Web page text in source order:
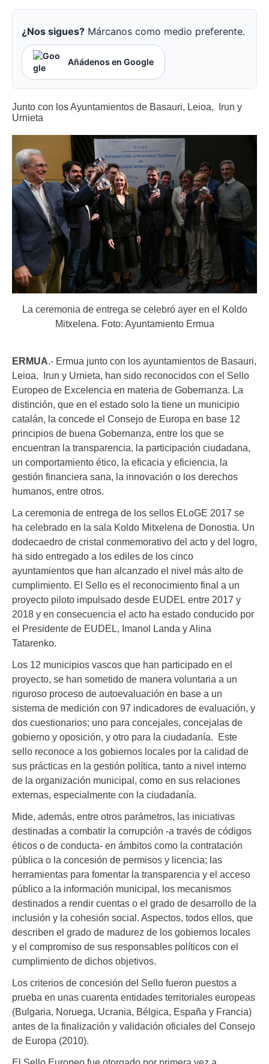
¿Nos sigues? Márcanos como medio preferente.
Añádenos en Google
Junto con los Ayuntamientos de Basauri, Leioa, Irun y
Urnieta
La ceremonia de entrega se celebró ayer en el Koldo
Mitxelena. Foto: Ayuntamiento Ermua
ERMUA .- Ermua junto con los ayuntamientos de Basauri,
Leioa, Irun y Urnieta, han sido reconocidos con el Sello
Europeo de Excelencia en materia de Gobernanza. La
distinción, que en el estado solo la tiene un municipio
catalán, la concede el Consejo de Europa en base 12
principios de buena Gobernanza, entre los que se
encuentran la transparencia, la participación ciudadana,
un comportamiento ético, la eficacia y eficiencia, la
gestión financiera sana, la innovación o los derechos
humanos, entre otros.
La ceremonia de entrega de los sellos ELoGE 2017 se
ha celebrado en la sala Koldo Mitxelena de Donostia. Un
dodecaedro de cristal conmemorativo del acto y del logro,
ha sido entregado a los ediles de los cinco
ayuntamientos que han alcanzado el nivel más alto de
cumplimiento. El Sello es el reconocimiento final a un
proyecto piloto impulsado desde EUDEL entre 2017 y
2018 y en consecuencia el acto ha estado conducido por
el Presidente de EUDEL, Imanol Landa y Alina
Tatarenko.
Los 12 municipios vascos que han participado en el
proyecto, se han sometido de manera voluntaria a un
riguroso proceso de autoevaluación en base a un
sistema de medición con 97 indicadores de evaluación, y
dos cuestionarios; uno para concejales, concejalas de
gobierno y oposición, y otro para la ciudadanía. Este
sello reconoce a los gobiernos locales por la calidad de
sus prácticas en la gestión política, tanto a nivel interno
de la organización municipal, como en sus relaciones
externas, especialmente con la ciudadanía.
Mide, además, entre otros parámetros, las iniciativas
destinadas a combatir la corrupción -a través de códigos
éticos o de conducta- en ámbitos como la contratación
pública o la concesión de permisos y licencia; las
herramientas para fomentar la transparencia y el acceso
público a la información municipal, los mecanismos
destinados a rendir cuentas o el grado de desarrollo de la
inclusión y la cohesión social. Aspectos, todos ellos, que
describen el grado de madurez de los gobiernos locales
y el compromiso de sus responsables políticos con el
cumplimiento de dichos objetivos.
Los criterios de concesión del Sello fueron puestos a
prueba en unas cuarenta entidades territoriales europeas
(Bulgaria, Noruega, Ucrania, Bélgica, España y Francia)
antes de la finalización y validación oficiales del Consejo
de Europa (2010).